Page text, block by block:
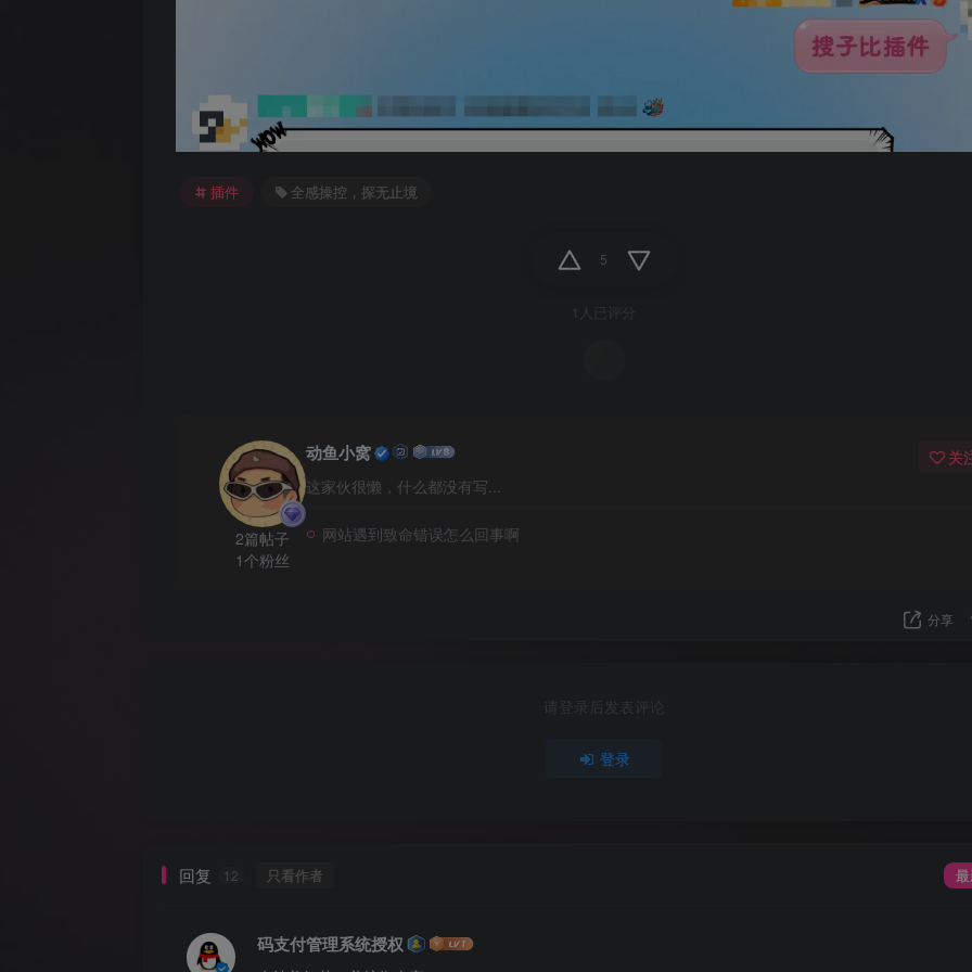
插件 全感操控，探无止境
5
1人已评分
2篇帖子
1个粉丝
动鱼小窝
这家伙很懒，什么都没有写...
关
网站遇到致命错误怎么回事啊
分享
请登录后发表评论
登录
回复 12 只看作者
码支付管理系统授权